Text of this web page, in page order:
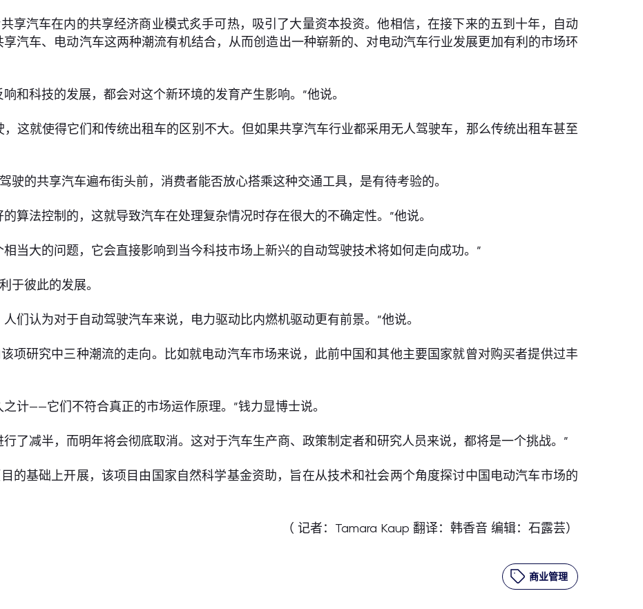
享汽车在内的共享经济商业模式炙手可热，吸引了大量资本投资。他相信，在接下来的五到十年，自动
汽车、电动汽车这两种潮流有机结合，从而创造出一种崭新的、对电动汽车行业发展更加有利的市场环
和科技的发展，都会对这个新环境的发育产生影响。”他说。
这就使得它们和传统出租车的区别不大。但如果共享汽车行业都采用无人驾驶车，那么传统出租车甚至
驶的共享汽车遍布街头前，消费者能否放心搭乘这种交通工具，是有待考验的。
算法控制的，这就导致汽车在处理复杂情况时存在很大的不确定性。”他说。
当大的问题，它会直接影响到当今科技市场上新兴的自动驾驶技术将如何走向成功。”
于彼此的发展。
们认为对于自动驾驶汽车来说，电力驱动比内燃机驱动更有前景。”他说。
项研究中三种潮流的走向。比如就电动汽车市场来说，此前中国和其他主要国家就曾对购买者提供过丰
计——它们不符合真正的市场运作原理。”钱力显博士说。
了减半，而明年将会彻底取消。这对于汽车生产商、政策制定者和研究人员来说，都将是一个挑战。”
的基础上开展，该项目由国家自然科学基金资助，旨在从技术和社会两个角度探讨中国电动汽车市场的
（ 记者：Tamara Kaup 翻译：韩香音 编辑：石露芸）
商业管理